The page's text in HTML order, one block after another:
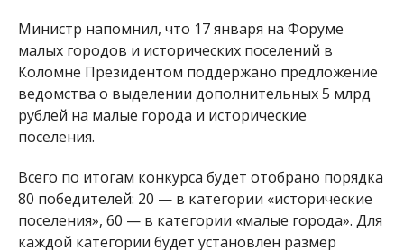
Министр напомнил, что 17 января на Форуме
малых городов и исторических поселений в
Коломне Президентом поддержано предложение
ведомства о выделении дополнительных 5 млрд
рублей на малые города и исторические
поселения.
Всего по итогам конкурса будет отобрано порядка
80 победителей: 20 — в категории «исторические
поселения», 60 — в категории «малые города». Для
каждой категории будет установлен размер